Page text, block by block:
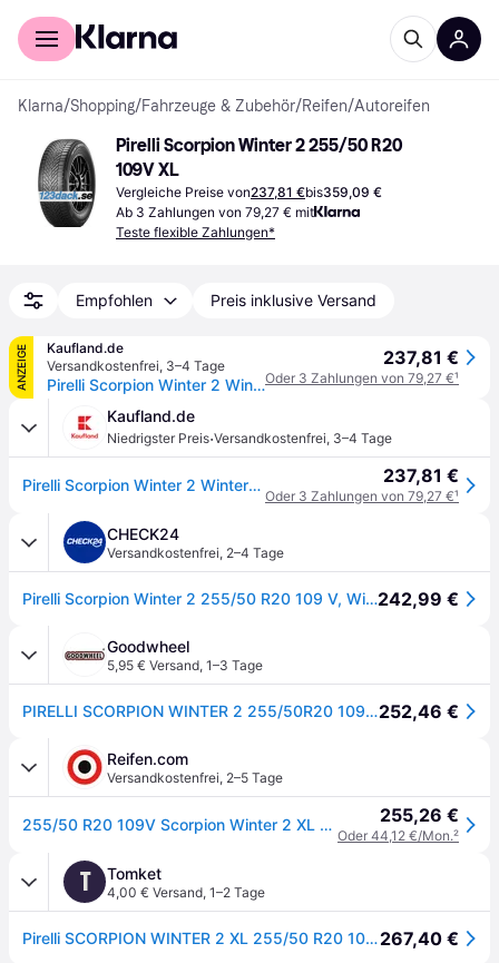
Für Shopper
Klarna/Shopping/Fahrzeuge & Zubehör/Reifen/Autoreifen
Pirelli Scorpion Winter 2 255/50 R20
109V XL
Vergleiche Preise von237,81 €bis359,09 €
Ab 3 Zahlungen von 79,27 € mit
Teste flexible Zahlungen*
Empfohlen Preis inklusive Versand
ANZEIGE
Kaufland.de
Versandkostenfrei, 3–4 Tage
Pirelli Scorpion Winter 2 Winterreifen 255/50 R20 109V XL Offroad M+S 3PMSF Reifen
237,81 €
Oder 3 Zahlungen von 79,27 €¹
Kaufland.de
Niedrigster Preis·Versandkostenfrei, 3–4 Tage
Pirelli Scorpion Winter 2 Winterreifen 255/50 R20 109V XL Offroad M+S 3PMSF Reifen 237,81 €
Oder 3 Zahlungen von 79,27 €¹
CHECK24
Versandkostenfrei, 2–4 Tage
Pirelli Scorpion Winter 2 255/50 R20 109 V, Winterreifen242,99 €
Goodwheel
5,95 € Versand, 1–3 Tage
PIRELLI SCORPION WINTER 2 255/50R20 109V XL MFS BSW252,46 €
Reifen.com
Versandkostenfrei, 2–5 Tage
255/50 R20 109V Scorpion Winter 2 XL FSL 255,26 €
Oder 44,12 €/Mon.²
T Tomket
4,00 € Versand, 1–2 Tage
Pirelli SCORPION WINTER 2 XL 255/50 R20 109V267,40 €